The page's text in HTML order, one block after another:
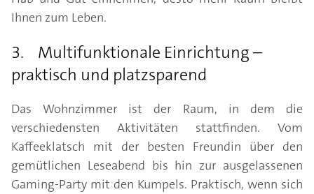
Ihnen zum Leben.
3. Multifunktionale Einrichtung –
praktisch und platzsparend
Das Wohnzimmer ist der Raum, in dem die
verschiedensten Aktivitäten stattfinden. Vom
Kaffeeklatsch mit der besten Freundin über den
gemütlichen Leseabend bis hin zur ausgelassenen
Gaming-Party mit den Kumpels. Praktisch, wenn sich